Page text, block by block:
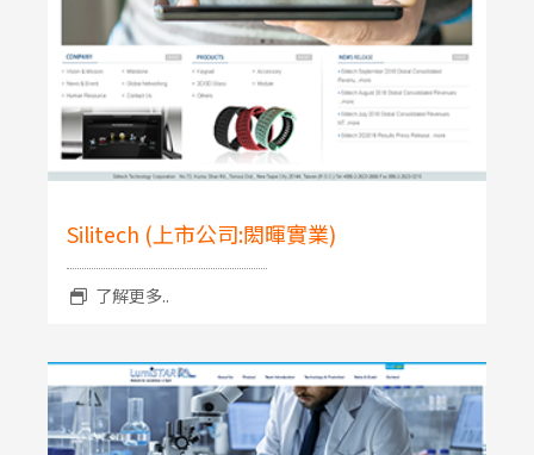
Silitech (上市公司:閎暉實業)
了解更多..